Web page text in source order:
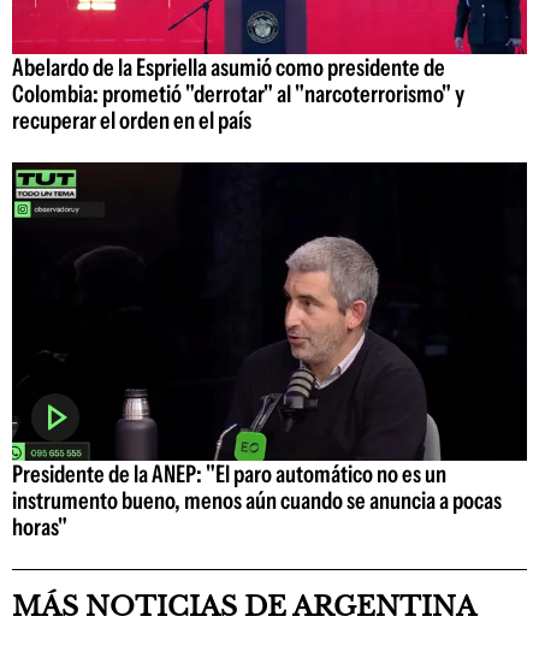
Abelardo de la Espriella asumió como presidente de
Colombia: prometió "derrotar" al "narcoterrorismo" y
recuperar el orden en el país
Presidente de la ANEP: "El paro automático no es un
instrumento bueno, menos aún cuando se anuncia a pocas
horas"
MÁS NOTICIAS DE ARGENTINA